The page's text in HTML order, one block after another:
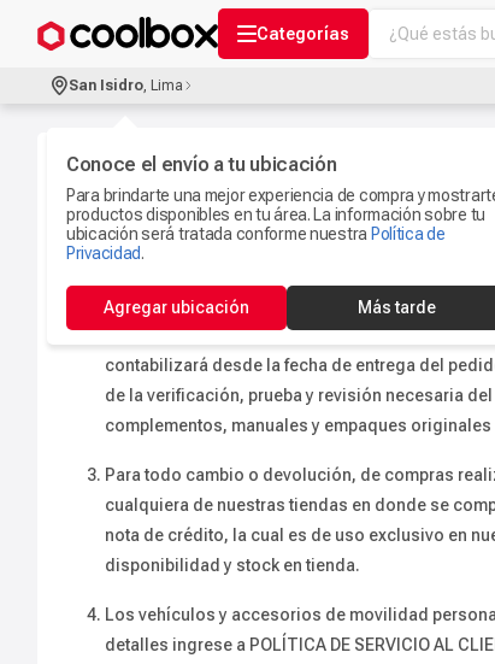
Categorías
¿Qué estás
3.
Ipad
Iphone 17
Microfono
Camaras
7.
Ps5
8.
Parlantes
10.
San Isidro, Lima
Conoce el envío a tu ubicación
Para brindarte una mejor experiencia de compra y
productos disponibles en tu área. La información sobre tu
ubicación será tratada conforme nuestra Política de
Privacidad.
Agregar ubicación Más tarde
Políticas de cambios y devoluciones
Para cualquier cambio o devolución de
sugiere brindar su correo electrónico al
Todo cambio o devolución será dentro de los
contabilizará desde la fecha de entrega del
de la verificación, prueba y revisión necesaria
complementos, manuales y empaques
Para todo cambio o devolución, de compras
cualquiera de nuestras tiendas en donde se
nota de crédito, la cual es de uso exclusivo en
disponibilidad y stock en tienda.
Los vehículos y accesorios de movilidad
detalles ingrese a POLÍTICA DE SERVICIO AL